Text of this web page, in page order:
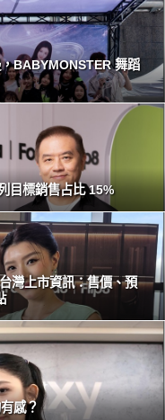
BABYMONSTER 舞蹈
目標銷售占比 15%
灣上市資訊：售價、預
感？